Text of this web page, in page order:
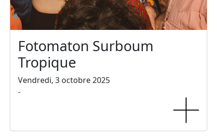
Fotomaton Surboum
Tropique
Vendredi, 3 octobre 2025
-